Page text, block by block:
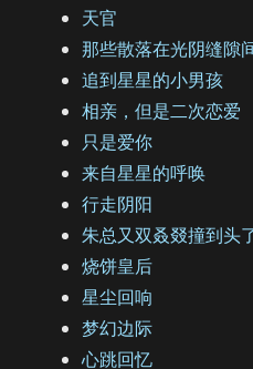
天官
那些散落在光阴缝隙
追到星星的小男孩
相亲，但是二次恋爱
只是爱你
来自星星的呼唤
行走阴阳
朱总又双叒叕撞到头
烧饼皇后
星尘回响
梦幻边际
心跳回忆